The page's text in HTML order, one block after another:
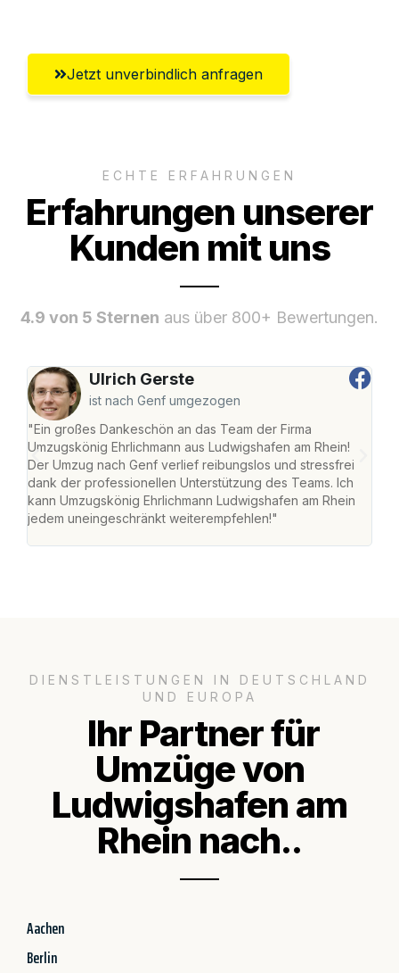
Jetzt unverbindlich anfragen
ECHTE ERFAHRUNGEN
Erfahrungen unserer
Kunden mit uns
4.9 von 5 Sternen aus über 800+ Bewertungen.
Ulrich Gerste
ist nach Genf umgezogen
"Ein großes Dankeschön an das Team der Firma
Umzugskönig Ehrlichmann aus Ludwigshafen am Rhein!
Der Umzug nach Genf verlief reibungslos und stressfrei
dank der professionellen Unterstützung des Teams. Ich
kann Umzugskönig Ehrlichmann Ludwigshafen am Rhein
jedem uneingeschränkt weiterempfehlen!"
DIENSTLEISTUNGEN IN DEUTSCHLAND
UND EUROPA
Ihr Partner für
Umzüge von
Ludwigshafen am
Rhein nach..
Aachen
Berlin